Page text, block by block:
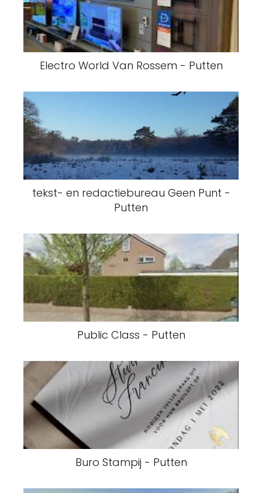
Electro World Van Rossem - Putten
tekst- en redactiebureau Geen Punt -
Putten
Public Class - Putten
Buro Stampij - Putten